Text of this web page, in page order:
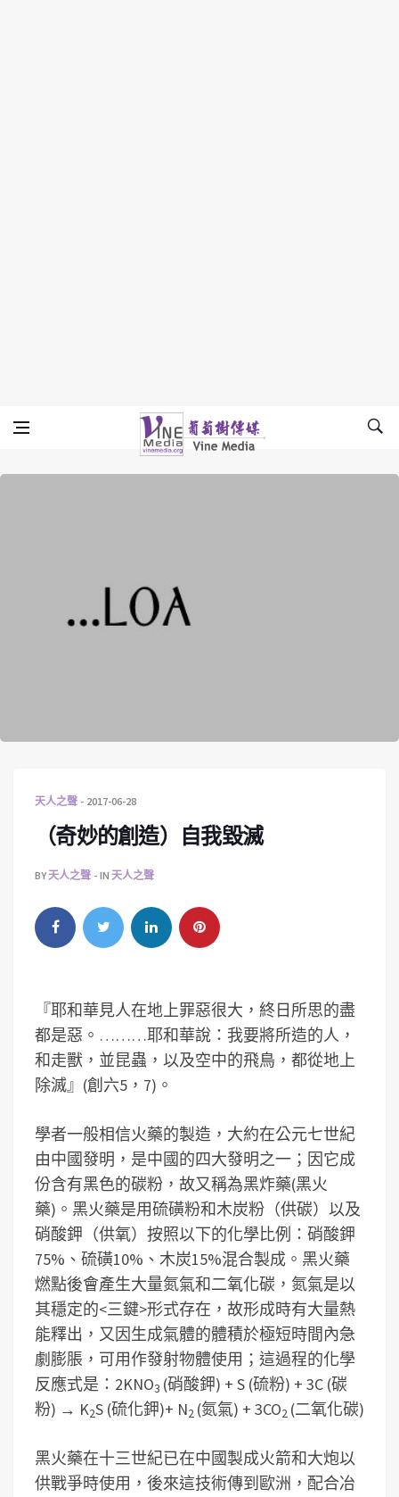
Vine Media
葡萄樹傳媒
天人之聲 2017-06-28
（奇妙的創造）自我毀滅
BY天人之聲 IN 天人之聲
『耶和華見人在地上罪惡很大，終日所思的盡
都是惡。………耶和華說：我要將所造的人，
和走獸，並昆蟲，以及空中的飛鳥，都從地上
除滅』(創六5，7)。
學者一般相信火藥的製造，大約在公元七世紀
由中國發明，是中國的四大發明之一；因它成
份含有黑色的碳粉，故又稱為黑炸藥(黑火
藥)。黑火藥是用硫磺粉和木炭粉（供碳）以及
硝酸鉀（供氧）按照以下的化學比例：硝酸鉀
75%、硫磺10%、木炭15%混合製成。黑火藥
燃點後會產生大量氮氣和二氧化碳，氮氣是以
其穩定的<三鍵>形式存在，故形成時有大量熱
能釋出，又因生成氣體的體積於極短時間內急
劇膨脹，可用作發射物體使用；這過程的化學
反應式是：2KNO3 (硝酸鉀) + S (硫粉) + 3C (碳
粉) → K2S (硫化鉀)+ N2 (氮氣) + 3CO2 (二氧化碳)
黑火藥在十三世紀已在中國製成火箭和大炮以
供戰爭時使用，後來這技術傳到歐洲，配合冶